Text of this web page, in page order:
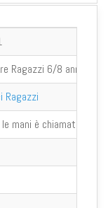
Ragazzi 6/8 anni
Ragazzi
mani è chiamato